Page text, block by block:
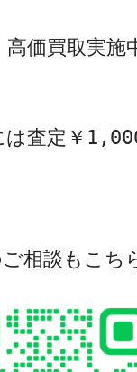
価買取実施
査定￥
相談もこち